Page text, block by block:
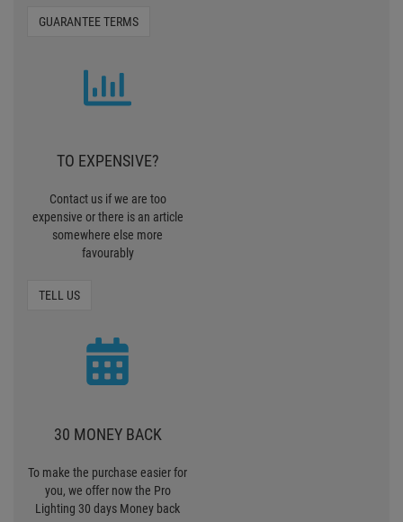
GUARANTEE TERMS
TO EXPENSIVE?
Contact us if we are too
expensive or there is an article
somewhere else more
favourably
TELL US
30 MONEY BACK
To make the purchase easier for
you, we offer now the Pro
Lighting 30 days Money back